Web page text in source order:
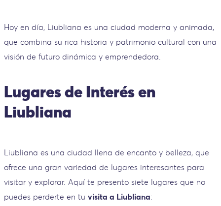
Hoy en día, Liubliana es una ciudad moderna y animada,
que combina su rica historia y patrimonio cultural con una
visión de futuro dinámica y emprendedora.
Lugares de Interés en
Liubliana
Liubliana es una ciudad llena de encanto y belleza, que
ofrece una gran variedad de lugares interesantes para
visitar y explorar. Aquí te presento siete lugares que no
puedes perderte en tu visita a Liubliana: